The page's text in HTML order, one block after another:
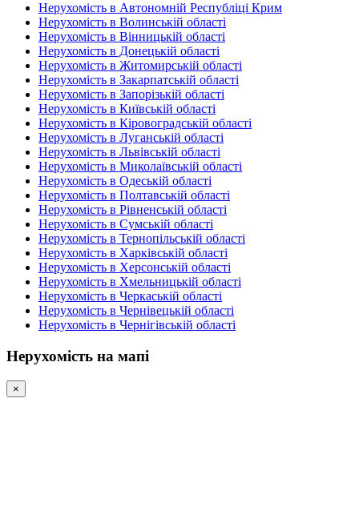
Нерухомість в Автономній Республіці Крим
Нерухомість в Волинській області
Нерухомість в Вінницькій області
Нерухомість в Донецькій області
Нерухомість в Житомирській області
Нерухомість в Закарпатській області
Нерухомість в Запорізькій області
Нерухомість в Київській області
Нерухомість в Кіровоградській області
Нерухомість в Луганській області
Нерухомість в Львівській області
Нерухомість в Миколаївській області
Нерухомість в Одеській області
Нерухомість в Полтавській області
Нерухомість в Рівненській області
Нерухомість в Сумській області
Нерухомість в Тернопільській області
Нерухомість в Харківській області
Нерухомість в Херсонській області
Нерухомість в Хмельницькій області
Нерухомість в Черкаській області
Нерухомість в Чернівецькій області
Нерухомість в Чернігівській області
Нерухомість на мапі
×